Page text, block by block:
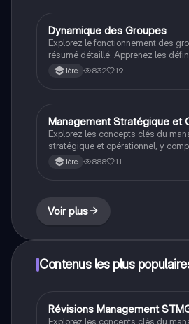
Idéal pour réviser les dynamiques
l'organisation du travail.
STMG
Dynamique des Groupes
Explorez le fonctionnement des
résumé détaillé. Apprenez les
caractéristiques des groupes, et
personnelle et sociale influence
1ère 832 19
STMG
Management Stratégique et
Explorez les concepts clés du
stratégique et opérationnel, y
objectifs, l'organisation du travail,
l'efficacité. Ce résumé aborde les
pour les étudiants en STMG.
1ère 888 11
Voir plus
Contenus les plus
STMG
Révisions Management
Explorez les concepts clés du